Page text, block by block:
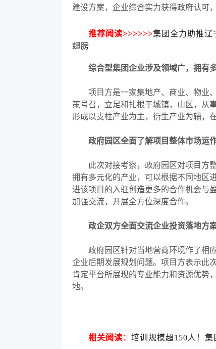
建设方案，企业综合实力获得政府认可
推荐阅读>>>>>>集团全力助推辽
翅膀
综合型集团企业涉及领域广，拥有
项目方是一家集地产、商业、物业、
策号召，立足和扎根于城镇，山区，从
形成以支柱产业为主，衍生产业为辅，
政府园区全面了解项目整体市场运
此次对接考察，政府园区对项目方整
拥有多元化的产业，可以根据不同地区
进该项目的入驻创造更多的合作机会与
加强交流，开展全方位深度合作。
政企双方全面交流企业投资落地方
政府园区针对当地营商环境作了相应
企业后期发展规划问题。项目方表示此
肯定平台所展现的专业能力和资源优势
地。
相关阅读 ： 培训规模超150人！集